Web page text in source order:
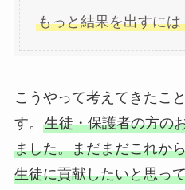
もっと結果を出すには
こうやって考えてきたこ
す。 生徒・保護者の方の
ました。まだまだこれか
生徒に貢献したいと思っ